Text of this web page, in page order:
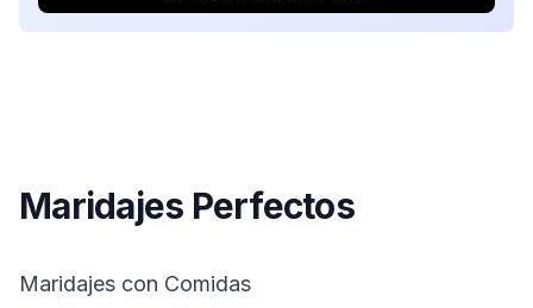
Maridajes Perfectos
Maridajes con Comidas